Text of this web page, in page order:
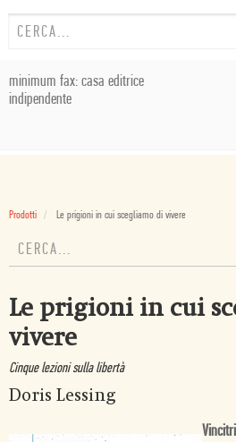
minimum fax: casa editrice
indipendente
Prodotti Le prigioni in cui scegliamo di vivere
Le prigioni in cui
vivere
Cinque lezioni sulla libertà
Doris Lessing